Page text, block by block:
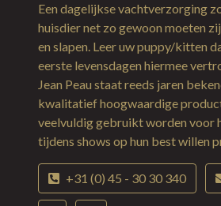
Een dagelijkse vachtverzorging
huisdier net zo gewoon moeten
en slapen. Leer uw puppy/kitten
eerste levensdagen hiermee
Jean Peau staat reeds jaren
kwalitatief hoogwaardige
veelvuldig gebruikt worden voor
tijdens shows op hun best willen
+31 (0) 45 - 30 30 340